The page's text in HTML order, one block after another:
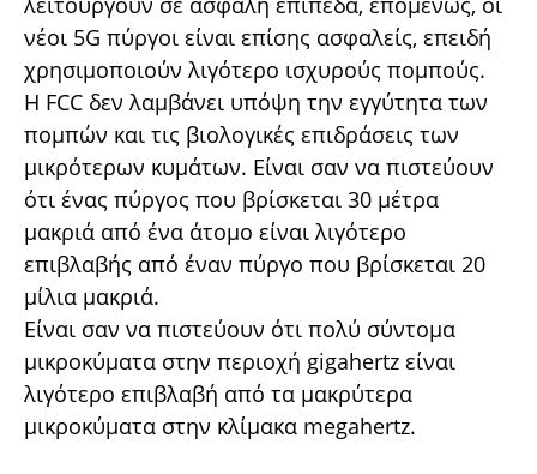
νέοι 5G πύργοι είναι επίσης ασφαλείς, επειδή
χρησιμοποιούν λιγότερο ισχυρούς πομπούς.
Η FCC δεν λαμβάνει υπόψη την εγγύτητα των
πομπών και τις βιολογικές επιδράσεις των
μικρότερων κυμάτων. Είναι σαν να πιστεύουν
ότι ένας πύργος που βρίσκεται 30 μέτρα
μακριά από ένα άτομο είναι λιγότερο
επιβλαβής από έναν πύργο που βρίσκεται 20
μίλια μακριά.
Είναι σαν να πιστεύουν ότι πολύ σύντομα
μικροκύματα στην περιοχή gigahertz είναι
λιγότερο επιβλαβή από τα μακρύτερα
μικροκύματα στην κλίμακα megahertz.